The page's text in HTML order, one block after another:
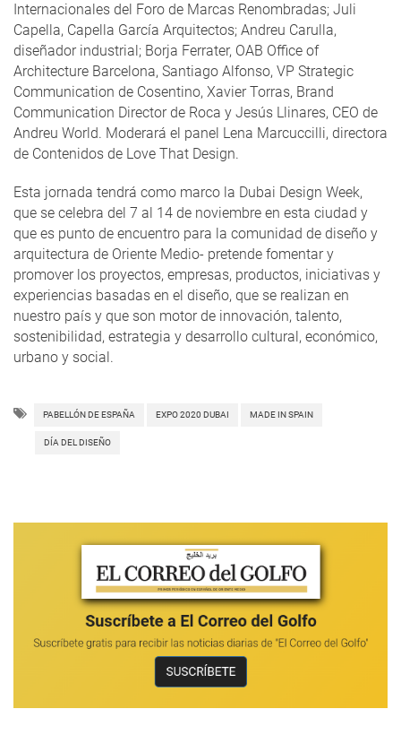
Internacionales del Foro de Marcas Renombradas; Juli
Capella, Capella García Arquitectos; Andreu Carulla,
diseñador industrial; Borja Ferrater, OAB Office of
Architecture Barcelona, Santiago Alfonso, VP Strategic
Communication de Cosentino, Xavier Torras, Brand
Communication Director de Roca y Jesús Llinares, CEO de
Andreu World. Moderará el panel Lena Marcuccilli, directora
de Contenidos de Love That Design.
Esta jornada tendrá como marco la Dubai Design Week,
que se celebra del 7 al 14 de noviembre en esta ciudad y
que es punto de encuentro para la comunidad de diseño y
arquitectura de Oriente Medio- pretende fomentar y
promover los proyectos, empresas, productos, iniciativas y
experiencias basadas en el diseño, que se realizan en
nuestro país y que son motor de innovación, talento,
sostenibilidad, estrategia y desarrollo cultural, económico,
urbano y social.
PABELLÓN DE ESPAÑA EXPO 2020 DUBAI MADE IN SPAIN
DÍA DEL DISEÑO